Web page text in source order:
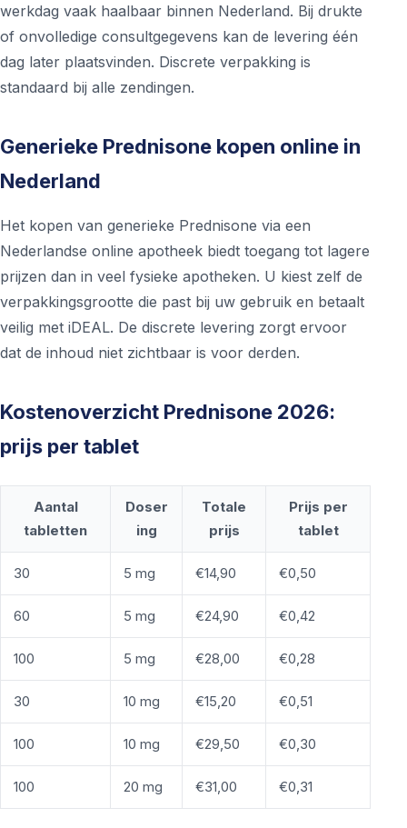
werkdag vaak haalbaar binnen Nederland. Bij drukte
of onvolledige consultgegevens kan de levering één
dag later plaatsvinden. Discrete verpakking is
standaard bij alle zendingen.
Generieke Prednisone kopen online in
Nederland
Het kopen van generieke Prednisone via een
Nederlandse online apotheek biedt toegang tot lagere
prijzen dan in veel fysieke apotheken. U kiest zelf de
verpakkingsgrootte die past bij uw gebruik en betaalt
veilig met iDEAL. De discrete levering zorgt ervoor
dat de inhoud niet zichtbaar is voor derden.
Kostenoverzicht Prednisone 2026:
prijs per tablet
Aantal
tabletten
Doser
ing
Totale
prijs
Prijs per
tablet
30 5 mg €14,90 €0,50
60 5 mg €24,90 €0,42
100 5 mg €28,00 €0,28
30 10 mg €15,20 €0,51
100 10 mg €29,50 €0,30
100 20 mg €31,00 €0,31